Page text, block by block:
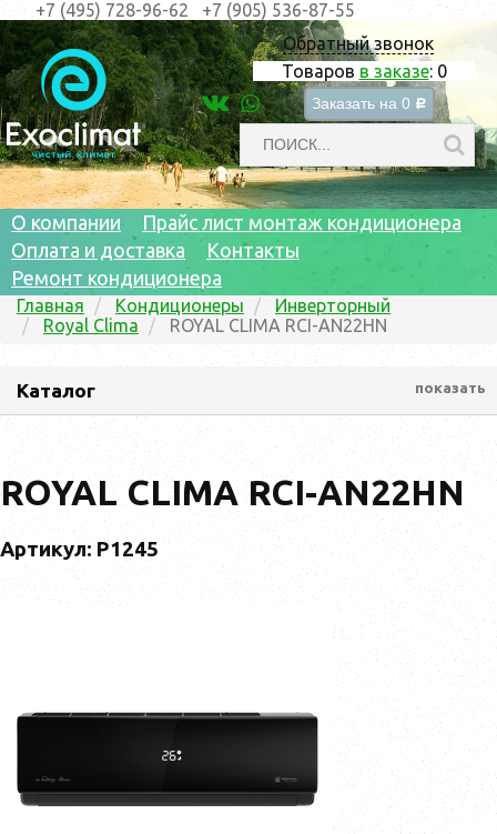
Обратный звонок
Товаров в заказе: 0
Заказать на 0 c
+7 (495) 728-96-62 +7 (905) 536-87-55
О компании
Прайс лист монтаж кондиционера
Оплата и доставка
Контакты
Ремонт кондиционера
Главная Кондиционеры
Инверторный
Royal Clima
ROYAL CLIMA RCI-AN22HN
Каталог показать
ROYAL CLIMA RCI-AN22HN
Артикул: Р1245